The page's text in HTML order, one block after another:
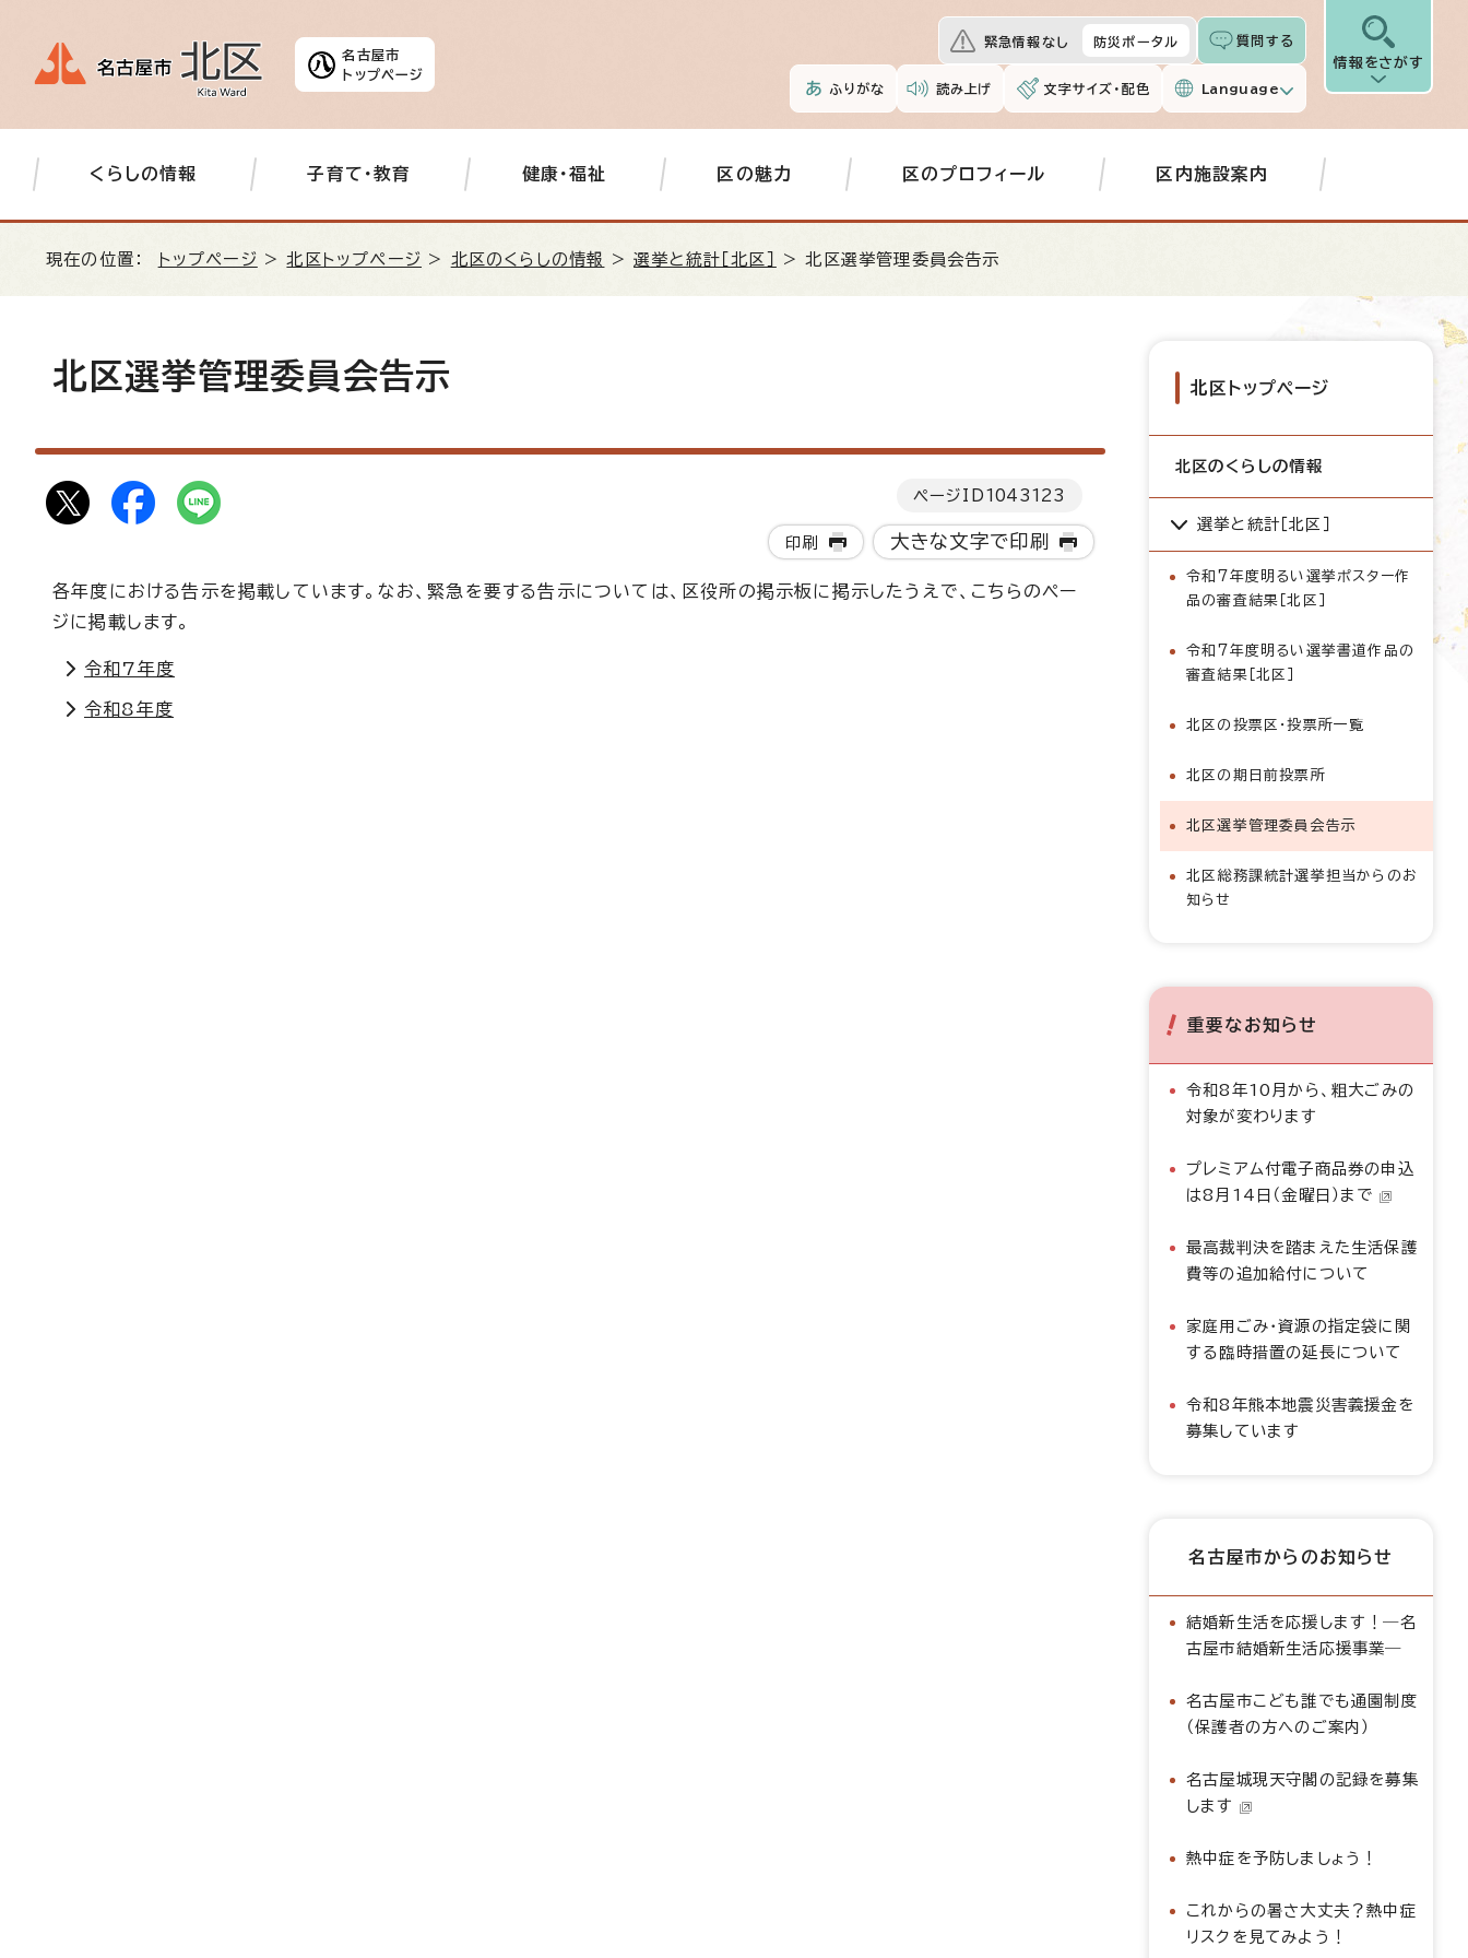
名古屋市
トップページ
緊急情報なし 防災ポータル 質問する
ふりがな 読み上げ 文字サイズ・配色 Language
情報をさがす
くらしの情報 子育て・教育 健康・福祉 区の魅力 区のプロフィール 区内施設案内
現在の位置： トップページ >北区トップページ > 北区のくらしの情報 >選挙と統計［北区］ > 北区選挙管理委員会告示
北区選挙管理委員会告示
ページID 1043123
印刷 大きな文字で印刷
各年度における告示を掲載しています。なお、緊急を要する告示については、区役所の掲示板に掲示したうえで、こちらのペー
ジに掲載します。
令和7年度
令和8年度
北区トップページ
北区のくらしの情報
選挙と統計［北区］
令和7年度明るい選挙ポスター作
品の審査結果［北区］
令和7年度明るい選挙書道作品の
審査結果［北区］
北区の投票区・投票所一覧
北区の期日前投票所
北区選挙管理委員会告示
北区総務課統計選挙担当からのお
知らせ
重要なお知らせ
令和8年10月から、粗大ごみの
対象が変わります
プレミアム付電子商品券の申込
は8月14日（金曜日）まで
最高裁判決を踏まえた生活保護
費等の追加給付について
家庭用ごみ・資源の指定袋に関
する臨時措置の延長について
令和8年熊本地震災害義援金を
募集しています
名古屋市からのお知らせ
結婚新生活を応援します！―名
古屋市結婚新生活応援事業―
名古屋市こども誰でも通園制度
（保護者の方へのご案内）
名古屋城現天守閣の記録を募集
します
熱中症を予防しましょう！
これからの暑さ大丈夫？熱中症
リスクを見てみよう！